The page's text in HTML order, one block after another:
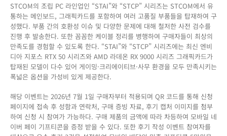
STCOM의 조립 PC 라인업인 “STAI”와 “STCP” 시리즈는 STCOM에서 유
통하는 메인보드, 그래픽카드를 포함하여 여러 고품질 부품들을 탑재하여 구
성했다. 부품 간의 호환성 이슈 및 다양한 문제에 대해 철저한 사전 검수를
진행 후 발송한다. 또한 꼼꼼한 케이블 정리를 병행하여 구매자들이 최상의
만족도를 경험할 수 있도록 한다. “STAI”와 “STCP” 시리즈에는 최신 엔비
디아 지포스 RTX 50 시리즈와 AMD 라데온 RX 9000 시리즈 그래픽카드가
탑재된 모델이 다수 있어 게이밍·크리에이티브·사무 환경을 모두 만족시키는
폭넓은 옵션을 가성비 있게 제공한다.
해당 이벤트는 2026년 7월 1일 구매자부터 적용되며 QR 코드를 통해 신청
페이지에 접속 후 성함과 연락처, 구매 증빙 자료, 후기 캡처 이미지를 첨부
하여 신청 시 참여가 가능하다. 구매 제품의 금액에 따라 차등하여 모바일 네
이버 페이 기프티콘을 증정 받을 수 있다. 또한 후기 작성 이벤트 참여자를